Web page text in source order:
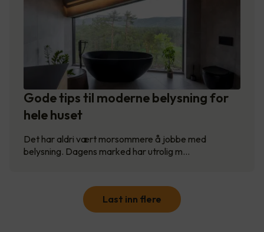
Gode tips til moderne belysning for
hele huset
Det har aldri vært morsommere å jobbe med
belysning. Dagens marked har utrolig m…
Last inn flere